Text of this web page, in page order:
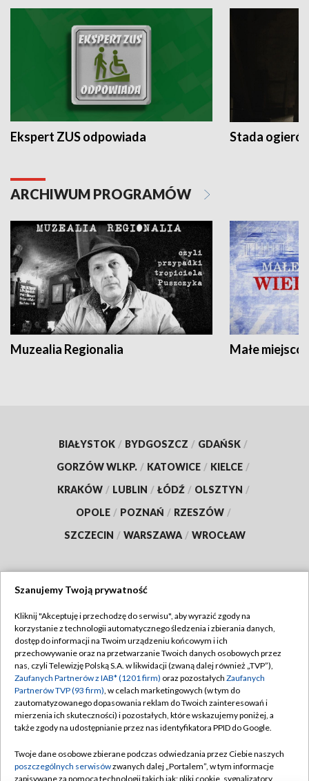
Ekspert ZUS odpowiada Stada
ARCHIWUM PROGRAMÓW
Muzealia Regionalia Małe
BIAŁYSTOK / BYDGOSZCZ / GDAŃSK /
GORZÓW WLKP. / KATOWICE / KIELCE /
KRAKÓW / LUBLIN / ŁÓDŹ / OLSZTYN /
OPOLE / POZNAŃ / RZESZÓW /
SZCZECIN / WARSZAWA / WROCŁAW
TVP
Abonament TVP
Emisja w TVP
Centrum informacji TVP
Naziemna Telewizja Cyfrowa
Rada Programowa
Regulamin TVP
Polityka prywatności
Moje zgody
Pomoc
Kontakt
Szanujemy Twoją prywatność
Kliknij "Akceptuję i przechodzę do serwisu", aby wyrazić zgody na
korzystanie z technologii automatycznego śledzenia i zbierania danych,
dostęp do informacji na Twoim urządzeniu końcowym i ich
przechowywanie oraz na przetwarzanie Twoich danych osobowych przez
nas, czyli Telewizję Polską S.A. w likwidacji (zwaną dalej również „TVP”),
Zaufanych Partnerów z IAB* (1201 firm) oraz pozostałych Zaufanych
Partnerów TVP (93 firm), w celach marketingowych (w tym do
zautomatyzowanego dopasowania reklam do Twoich zainteresowań i
mierzenia ich skuteczności) i pozostałych, które wskazujemy poniżej, a
także zgody na udostępnianie przez nas identyfikatora PPID do Google.
Twoje dane osobowe zbierane podczas odwiedzania przez Ciebie naszych
poszczególnych serwisówzwanych dalej „Portalem”, w tym informacje
zapisywane za pomocą technologii takich jak: pliki cookie, sygnalizatory